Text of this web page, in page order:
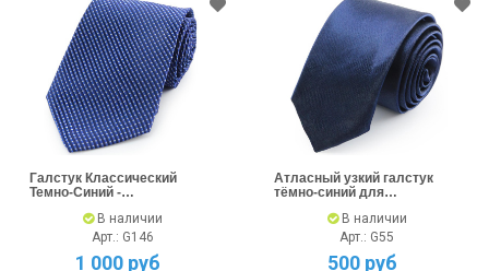
Галстук Классический
Темно-Синий -
В наличии
Арт.: G146
1 000 руб
Атласный узкий галстук
тёмно-синий для
В наличии
Арт.: G55
500 руб